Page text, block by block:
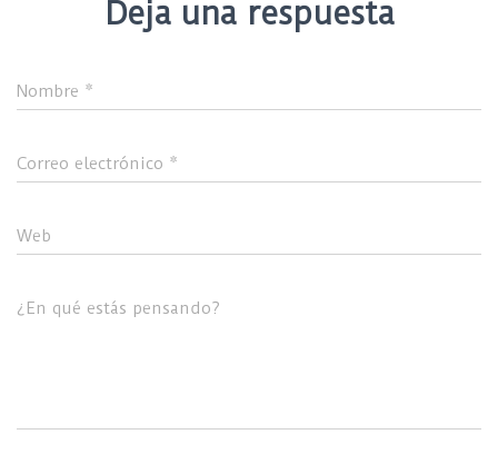
Deja una respuesta
Nombre *
Correo electrónico *
Web
¿En qué estás pensando?